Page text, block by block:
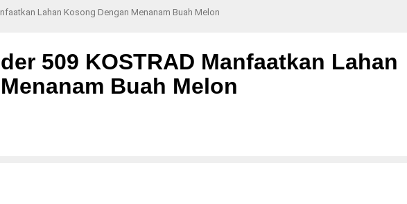
Lahan Kosong Dengan Menanam Buah Melon
509 KOSTRAD Manfaatkan Lahan
Buah Melon